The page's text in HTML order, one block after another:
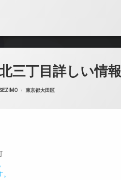
三丁目詳しい情報
SEZIMO カテゴリー:
東京都大田区